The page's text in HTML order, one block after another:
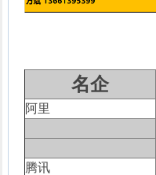
名企
阿里
腾讯